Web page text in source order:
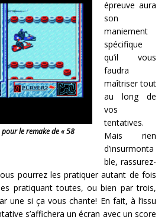
le remake de « 58
épreuve aura
son
maniement
spécifique
qu’il vous
faudra
maîtriser tout
au long de
vos
tentatives.
Mais rien
d’insurmonta
ble, rassurez-
pourrez les pratiquer autant de fois
pratiquant toutes, ou bien par trois,
une si ça vous chante! En fait, à l’issu
s’affichera un écran avec un score